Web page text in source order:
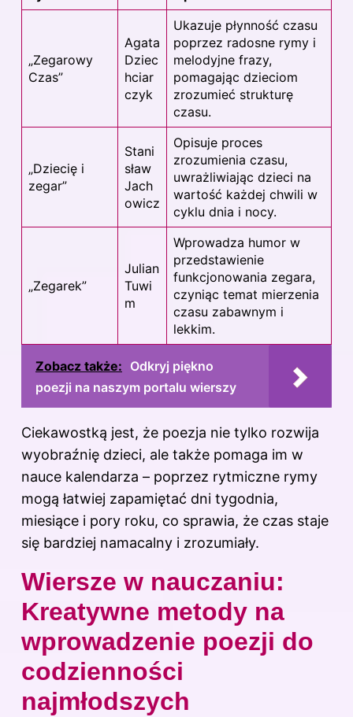
„Zegarowy
Czas”
Agata
Dziec
hciar
czyk
Ukazuje płynność czasu
poprzez radosne rymy i
melodyjne frazy,
pomagając dzieciom
zrozumieć strukturę
czasu.
„Dziecię i
zegar”
Stani
sław
Jach
owicz
Opisuje proces
zrozumienia czasu,
uwrażliwiając dzieci na
wartość każdej chwili w
cyklu dnia i nocy.
„Zegarek”
Julian
Tuwi
m
Wprowadza humor w
przedstawienie
funkcjonowania zegara,
czyniąc temat mierzenia
czasu zabawnym i
lekkim.
Zobacz także: Odkryj piękno
poezji na naszym portalu wierszy
Ciekawostką jest, że poezja nie tylko rozwija
wyobraźnię dzieci, ale także pomaga im w
nauce kalendarza – poprzez rytmiczne rymy
mogą łatwiej zapamiętać dni tygodnia,
miesiące i pory roku, co sprawia, że czas staje
się bardziej namacalny i zrozumiały.
Wiersze w nauczaniu:
Kreatywne metody na
wprowadzenie poezji do
codzienności
najmłodszych